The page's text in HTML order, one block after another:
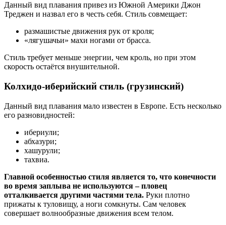
Данный вид плавания привез из Южной Америки Джон
Треджен и назвал его в честь себя. Стиль совмещает:
размашистые движения рук от кроля;
«лягушачьи» махи ногами от брасса.
Стиль требует меньше энергии, чем кроль, но при этом
скорость остаётся внушительной.
Колхидо-иберийский стиль (грузинский)
Данный вид плавания мало известен в Европе. Есть несколько
его разновидностей:
ибериули;
абхазури;
хашурули;
тахвиа.
Главной особенностью стиля является то, что конечности
во время заплыва не используются – пловец
отталкивается другими частями тела. Руки плотно
прижаты к туловищу, а ноги сомкнуты. Сам человек
совершает волнообразные движения всем телом.